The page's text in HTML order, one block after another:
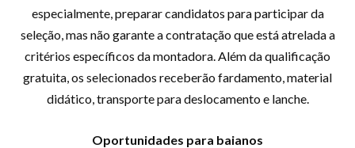
especialmente, preparar candidatos para participar da
seleção, mas não garante a contratação que está atrelada a
critérios específicos da montadora. Além da qualificação
gratuita, os selecionados receberão fardamento, material
didático, transporte para deslocamento e lanche.
Oportunidades para baianos